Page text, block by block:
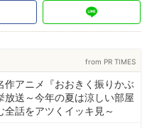
from PR TIMES
作アニメ『おおきく振りかぶ
放送～今年の夏は涼しい部屋
話をアツくイッキ見～